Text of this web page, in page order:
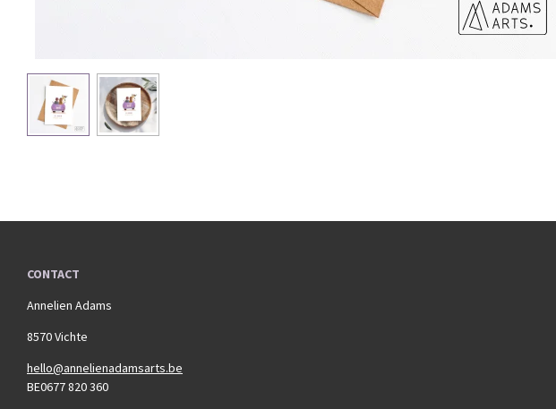
CONTACT
Annelien Adams
8570 Vichte
hello@annelienadamsarts.be
BE0677 820 360